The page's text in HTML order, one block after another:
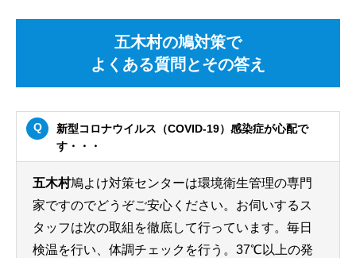
五木村の鳩対策で
よくある質問とその答え
新型コロナウイルス（COVID-19）感染症が心配で
す・・・
五木村鳩よけ対策センターは環境衛生管理の専門
家ですのでどうぞご安心ください。お伺いするス
タッフは次の取組を徹底して行っています。毎日
検温を行い、体調チェックを行う。37℃以上の発